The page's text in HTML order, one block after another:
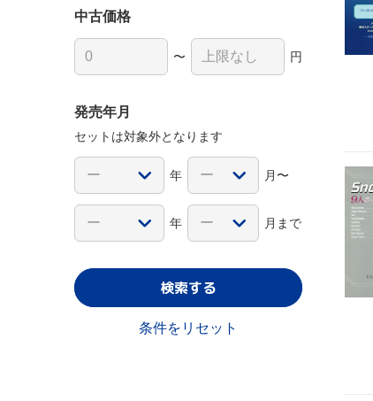
中古価格
〜 円
発売年月
セットは対象外となります
年 月〜
年 月まで
検索する
条件をリセット